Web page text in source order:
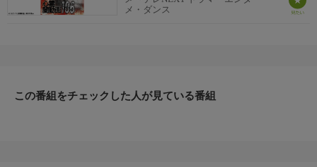
メ・ダンス
この番組をチェックした人が見ている番組